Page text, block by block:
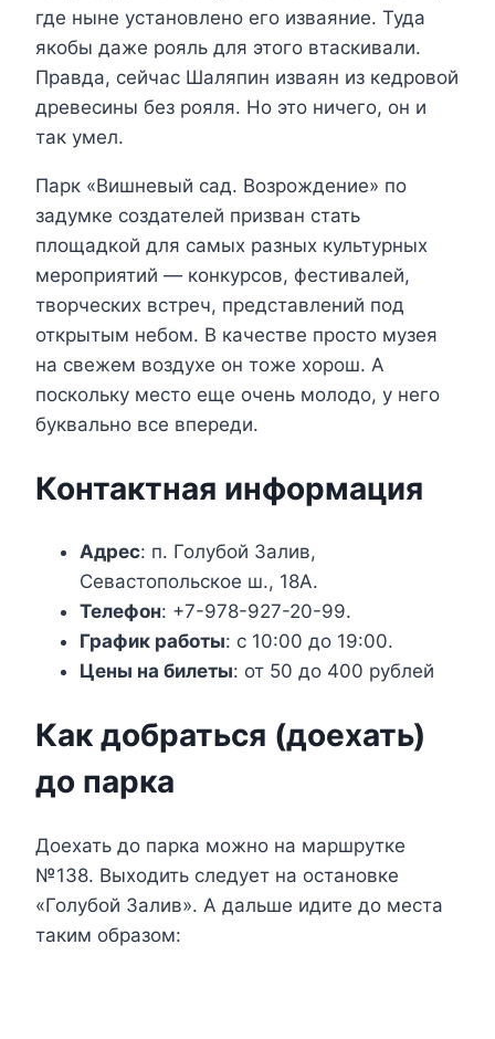
где ныне установлено его изваяние. Туда
якобы даже рояль для этого втаскивали.
Правда, сейчас Шаляпин изваян из кедровой
древесины без рояля. Но это ничего, он и
так умел.
Парк «Вишневый сад. Возрождение» по
задумке создателей призван стать
площадкой для самых разных культурных
мероприятий — конкурсов, фестивалей,
творческих встреч, представлений под
открытым небом. В качестве просто музея
на свежем воздухе он тоже хорош. А
поскольку место еще очень молодо, у него
буквально все впереди.
Контактная информация
Адрес: п. Голубой Залив,
Севастопольское ш., 18А.
Телефон: +7-978-927-20-99.
График работы: с 10:00 до 19:00.
Цены на билеты: от 50 до 400 рублей
Как добраться (доехать)
до парка
Доехать до парка можно на маршрутке
№138. Выходить следует на остановке
«Голубой Залив». А дальше идите до места
таким образом: